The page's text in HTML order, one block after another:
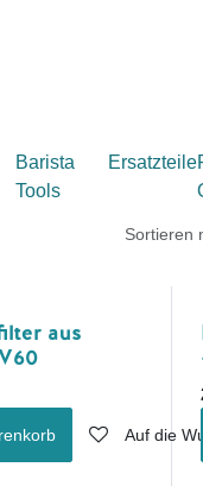
Barista
Tools
Ersatzteile
Sortieren
aus
Auf die